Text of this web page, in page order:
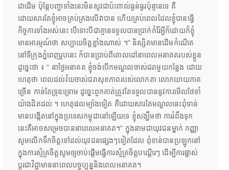
ជាដើម ប៉ុន្តែបញ្ហាទាំងនេះមិនសូវជាប៉ះពាល់ធ្ងន់ធ្ងរប៉ុន្មានទេ គឺ
ដោយសារតែខ្ញុំអាចគ្រប់គ្រងលើវាបាន ហើយគ្រប់ពេលដែលខ្ញុំបានធ្វើ
កិច្ចការទាំងអស់នេះ បើទោះបីជាគ្មានទទួលបានប្រាក់កំរ៉ៃអ្វីក៏ដោយក៏ខ្ញុំ
មានអារម្មណ៍ថា សប្បាយចិត្តខ្លាំងណាស់ ។” និស្សិតមានដើមកំណើត
នៅទីក្រុងភ្នំពេញរូបនេះ ក៏បានប្រាប់ពីគោលដៅនាពេលអនាគតរបស់ខ្លួន
ដូច្នេះថា ៖ “ នាថ្ងៃអនាគត ខ្ញុំចង់បើកមណ្ឌលចាស់ជរាមួយកន្លែង ដោយ
ហេតុថា ពេលដល់វ័យចាស់ជរាសុខភាពរបស់លោកតា លោកយាយភាគ
ច្រើន កាន់តែទ្រុឌទ្រោម ដូច្នេះពួកគាត់ត្រូវតែទទួលបាននូវការមើលថែទាំ
យ៉ាងដិតដល់ ។ ហេតុផលម្យ៉ាងទៀត គឺដោយសារតែមណ្ឌលនេះពុំទាន់
មានបង្កើតនៅក្នុងប្រទេសកម្ពុជានៅឡើយទេ ខ្ញុំសង្ឃឹមថា ការរំពឹងទុក
នេះគឺអាចសម្រេចបាននាពេលអនាគត។” ក្នុងនាមជាយុវជនម្នាក់ កញ្ញា
សូមលើកទឹកចិត្តទៅដល់យុវជនផ្សេងៗទៀតដែល ពុំទាន់បានប្រឡូកនៅ
ក្នុងការស្ម័គ្រចិត្តសូមឲ្យចាប់ផ្តើមធ្វើការស្ម័គ្រចិត្តបណ្តើរៗ ដើម្បីការផ្លាស់
ប្តូរជាវិជ្ជាមាននាពេលបច្ចុប្បន្ននិងពេលអនាគត។